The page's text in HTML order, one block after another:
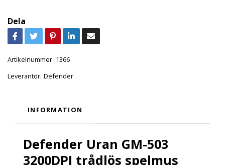
Dela
Artikelnummer: 1366
Leverantör: Defender
INFORMATION
Defender Uran GM-503
3200DPI trådlös spelmus